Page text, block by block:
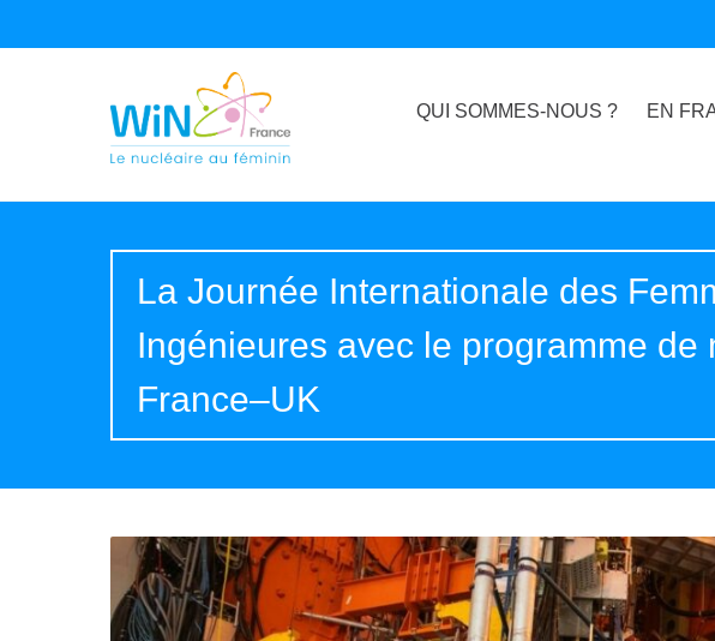
QUI SOMMES-NOUS ? EN
La Journée Internationale des
Ingénieures avec le programme de
France–UK